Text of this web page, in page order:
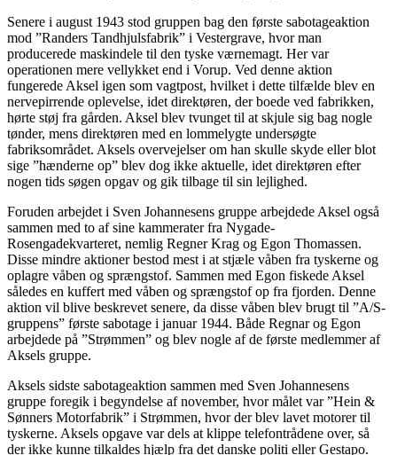
Senere i august 1943 stod gruppen bag den første sabotageaktion
mod ”Randers Tandhjulsfabrik” i Vestergrave, hvor man
producerede maskindele til den tyske værnemagt. Her var
operationen mere vellykket end i Vorup. Ved denne aktion
fungerede Aksel igen som vagtpost, hvilket i dette tilfælde blev en
nervepirrende oplevelse, idet direktøren, der boede ved fabrikken,
hørte støj fra gården. Aksel blev tvunget til at skjule sig bag nogle
tønder, mens direktøren med en lommelygte undersøgte
fabriksområdet. Aksels overvejelser om han skulle skyde eller blot
sige ”hænderne op” blev dog ikke aktuelle, idet direktøren efter
nogen tids søgen opgav og gik tilbage til sin lejlighed.
Foruden arbejdet i Sven Johannesens gruppe arbejdede Aksel også
sammen med to af sine kammerater fra Nygade-
Rosengadekvarteret, nemlig Regner Krag og Egon Thomassen.
Disse mindre aktioner bestod mest i at stjæle våben fra tyskerne og
oplagre våben og sprængstof. Sammen med Egon fiskede Aksel
således en kuffert med våben og sprængstof op fra fjorden. Denne
aktion vil blive beskrevet senere, da disse våben blev brugt til ”A/S-
gruppens” første sabotage i januar 1944. Både Regnar og Egon
arbejdede på ”Strømmen” og blev nogle af de første medlemmer af
Aksels gruppe.
Aksels sidste sabotageaktion sammen med Sven Johannesens
gruppe foregik i begyndelse af november, hvor målet var ”Hein &
Sønners Motorfabrik” i Strømmen, hvor der blev lavet motorer til
tyskerne. Aksels opgave var dels at klippe telefontrådene over, så
der ikke kunne tilkaldes hjælp fra det danske politi eller Gestapo.